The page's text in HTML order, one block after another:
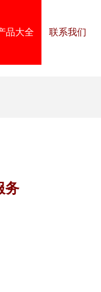
品大全 联系我们
务